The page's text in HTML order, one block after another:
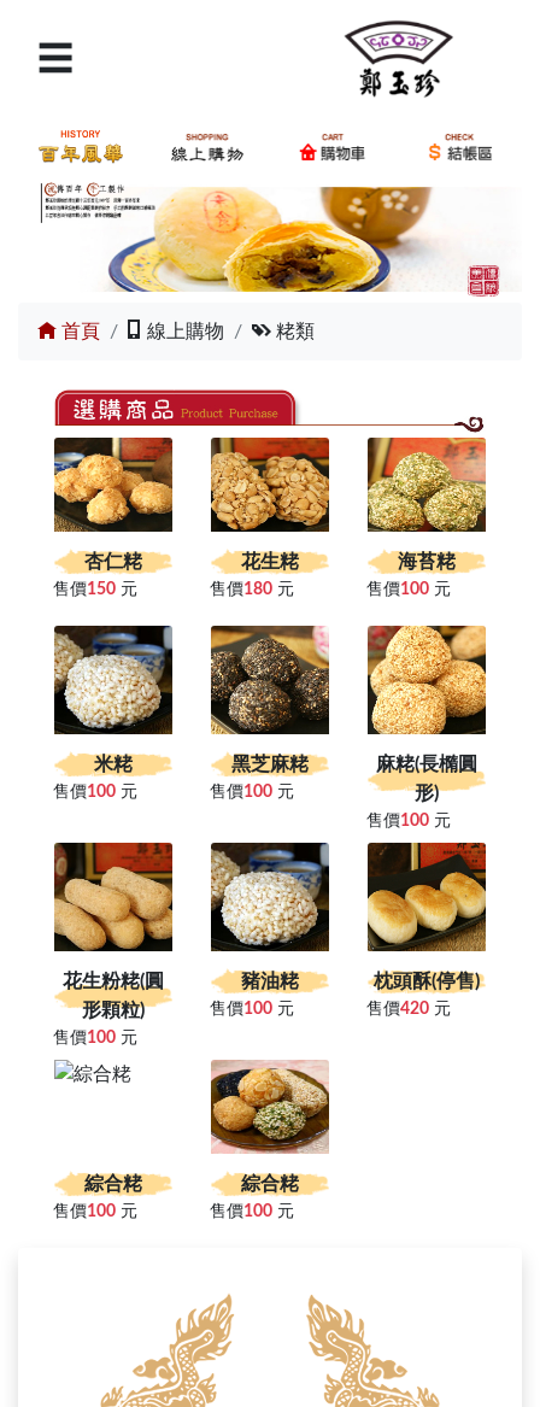
×
請輸入產品關鍵字
搜尋
商品分類
購物車
我要結帳
交通路線
訂單查詢
☰
首頁 線上購物 粩類
杏仁粩
售價150 元
花生粩
售價180 元
海苔粩
售價100元
米粩
售價100 元
黑芝麻粩
售價100 元
麻粩(長橢圓
形)
售價100元
花生粉粩(圓
形顆粒)
售價100 元
豬油粩
售價100 元
枕頭酥(停售)
售價420元
綜合粩
售價100 元
綜合粩
售價100 元